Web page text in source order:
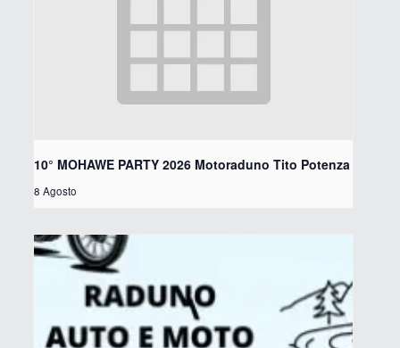
10° MOHAWE PARTY 2026 Motoraduno Tito Potenza
8 Agosto